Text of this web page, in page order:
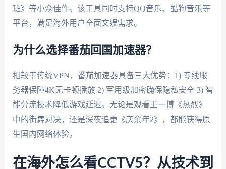
班》等小众佳作。该工具同时支持QQ音乐、酷狗音乐等
平台，满足海外用户全面文娱需求。
为什么选择番茄回国加速器？
相较于传统VPN，番茄加速器具备三大优势：1) 专线服
务器保障4K无卡顿播放 2) 军用级加密确保隐私安全 3) 智
能分流技术降低游戏延迟。无论是观看王一博《热烈》
中的街舞对决，还是深夜追更《庆余年2》，都能获得原
生国内网络体验。
在海外怎么看CCTV5？从技术到